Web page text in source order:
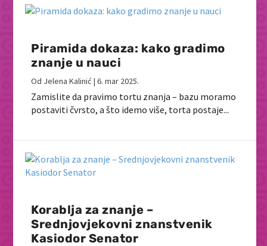
Piramida dokaza: kako gradimo
znanje u nauci
Od Jelena Kalinić |6. mar 2025.
Zamislite da pravimo tortu znanja – bazu moramo
postaviti čvrsto, a što idemo više, torta postaje...
Korablja za znanje –
Srednjovjekovni znanstvenik
Kasiodor Senator